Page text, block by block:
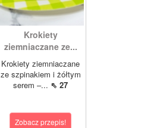
Krokiety
ziemniaczane ze...
Krokiety ziemniaczane
ze szpinakiem i żółtym
serem –... ⇖ 27
Zobacz przepis!